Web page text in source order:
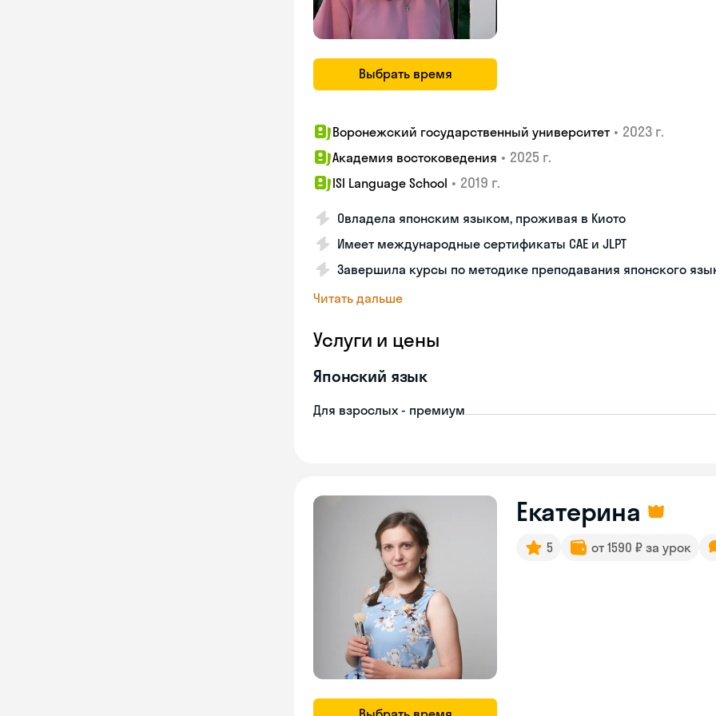
Выбрать время
Воронежский государственный университет • 2023 г.
Академия востоковедения • 2025 г.
ISI Language School • 2019 г.
Овладела японским языком, проживая в Киото
Имеет международные сертификаты CAE и JLPT
Завершила курсы по методике преподавания японского
Читать дальше
Услуги и цены
Японский язык
Для взрослых - премиум
Екатерина
5 от 1590 ₽ за урок